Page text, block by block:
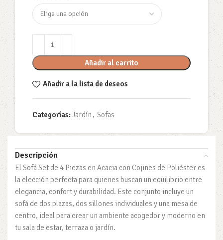
Añadir al carrito
Añadir a la lista de deseos
Categorías:Jardín , Sofas
Descripción
El Sofá Set de 4 Piezas en Acacia con Cojines de Poliéster es
la elección perfecta para quienes buscan un equilibrio entre
elegancia, confort y durabilidad. Este conjunto incluye un
sofá de dos plazas, dos sillones individuales y una mesa de
centro, ideal para crear un ambiente acogedor y moderno en
tu sala de estar, terraza o jardín.